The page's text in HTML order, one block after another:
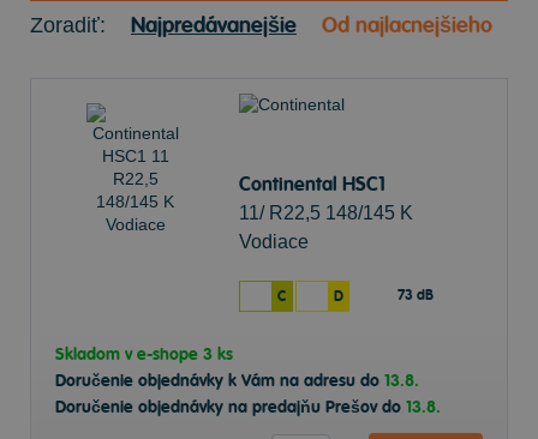
Zoradiť: Najpredávanejšie Od najlacnejšieho
Continental HSC1
11/ R22,5 148/145 K
Vodiace
C D 73 dB
Skladom ve-shope 3 ks
Doručenie objednávky k Vám na adresu do 13.8.
Doručenie objednávky na predajňu Prešov do 13.8.